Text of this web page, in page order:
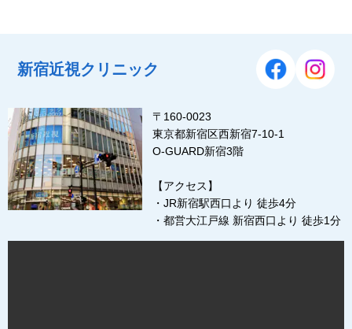
新宿近視クリニック
〒160-0023
東京都新宿区西新宿7-10-1
O-GUARD新宿3階
【アクセス】
・JR新宿駅西口より 徒歩4分
・都営大江戸線 新宿西口より 徒歩1分